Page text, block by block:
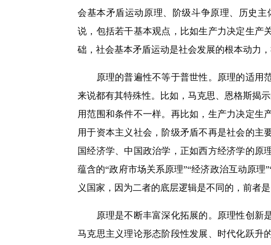
会基本矛盾运动原理、阶级斗争原理、历史
说，包括若干基本观点，比如生产力决定生产
础，社会基本矛盾运动是社会发展的根本动力
原理的普遍性不等于普世性。原理的适用范
来说都有其特殊性。比如，马克思、恩格斯揭
用范围和条件不一样。再比如，生产力决定生
用于资本主义社会，阶级矛盾不再是社会的主
国经济学、中国政治学，正如西方经济学的原
蕴含的“政府市场关系原理”“经济政治互动原理
义国家，因为二者的底层逻辑是不同的，前者
原理是不断丰富深化拓展的。原理性创新是
马克思主义理论形态阶段性发展、时代化跃升